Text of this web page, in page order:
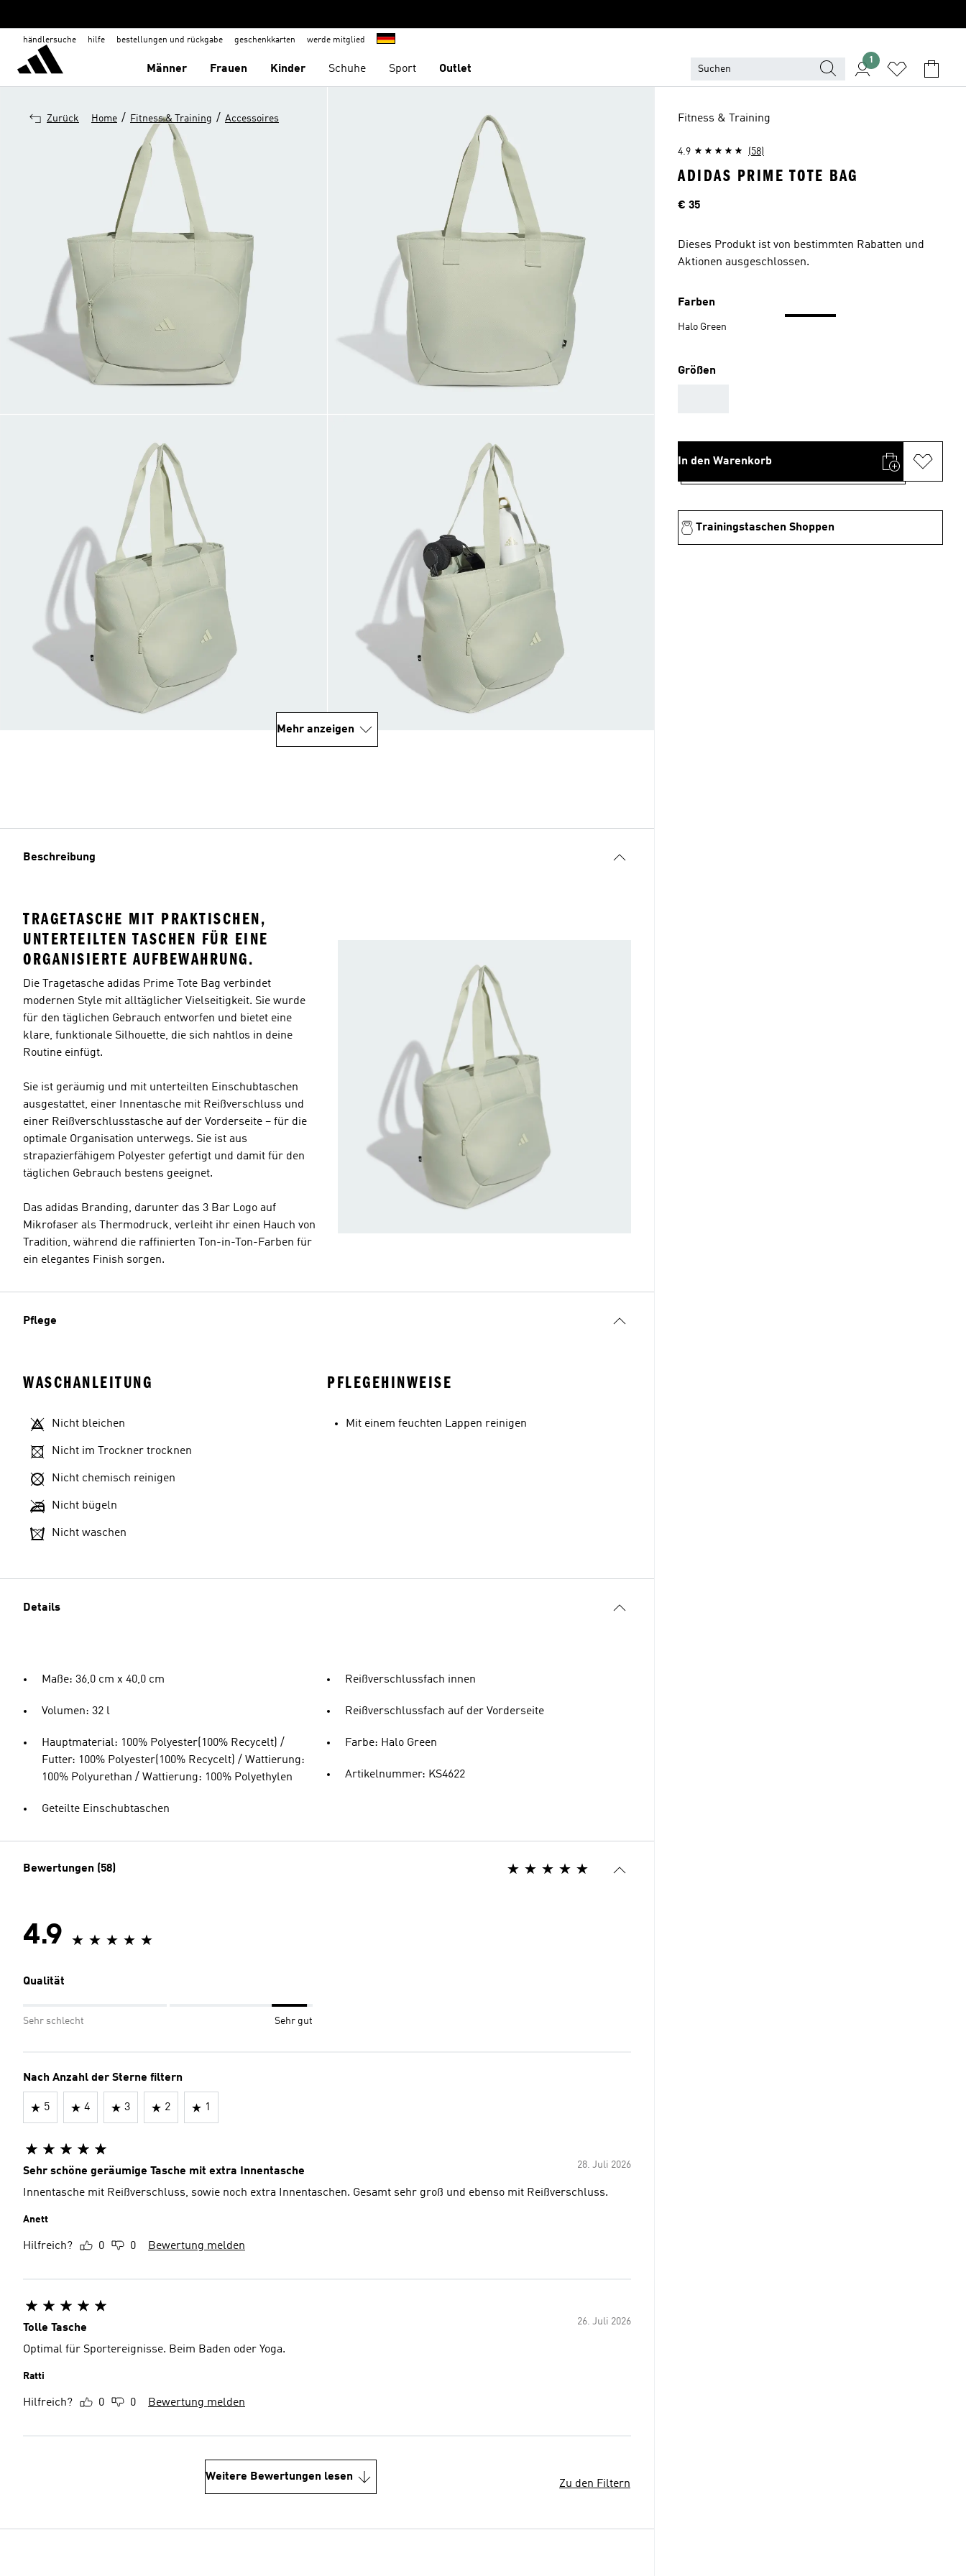
händlersuche hilfe bestellungen und rückgabe geschenkkarten werde mitglied
Männer Frauen Kinder Schuhe Sport Outlet
1
Zurück Home / Fitness & Training / Accessoires
Mehr anzeigen
Beschreibung
TRAGETASCHE MIT PRAKTISCHEN,
UNTERTEILTEN TASCHEN FÜR EINE
ORGANISIERTE AUFBEWAHRUNG.
Die Tragetasche adidas Prime Tote Bag verbindet
modernen Style mit alltäglicher Vielseitigkeit. Sie wurde
für den täglichen Gebrauch entworfen und bietet eine
klare, funktionale Silhouette, die sich nahtlos in deine
Routine einfügt.
Sie ist geräumig und mit unterteilten Einschubtaschen
ausgestattet, einer Innentasche mit Reißverschluss und
einer Reißverschlusstasche auf der Vorderseite – für die
optimale Organisation unterwegs. Sie ist aus
strapazierfähigem Polyester gefertigt und damit für den
täglichen Gebrauch bestens geeignet.
Das adidas Branding, darunter das 3 Bar Logo auf
Mikrofaser als Thermodruck, verleiht ihr einen Hauch von
Tradition, während die raffinierten Ton-in-Ton-Farben für
ein elegantes Finish sorgen.
Pflege
WASCHANLEITUNG
Nicht bleichen
Nicht im Trockner trocknen
Nicht chemisch reinigen
Nicht bügeln
Nicht waschen
PFLEGEHINWEISE
Mit einem feuchten Lappen reinigen
Details
Maße: 36,0 cm x 40,0 cm
Volumen: 32 l
Hauptmaterial: 100% Polyester(100% Recycelt) /
Futter: 100% Polyester(100% Recycelt) / Wattierung:
100% Polyurethan / Wattierung: 100% Polyethylen
Geteilte Einschubtaschen
Reißverschlussfach innen
Reißverschlussfach auf der Vorderseite
Farbe: Halo Green
Artikelnummer: KS4622
Bewertungen (58)
4.9
Qualität
Sehr schlecht Sehr gut
Nach Anzahl der Sterne filtern
5 4 3 2 1
28. Juli 2026
Sehr schöne geräumige Tasche mit extra Innentasche
Innentasche mit Reißverschluss, sowie noch extra Innentaschen. Gesamt sehr groß und ebenso mit Reißverschluss.
Anett
Hilfreich? 0 0 Bewertung melden
26. Juli 2026
Tolle Tasche
Optimal für Sportereignisse. Beim Baden oder Yoga.
Ratti
Hilfreich? 0 0 Bewertung melden
Weitere Bewertungen lesen
Zu den Filtern
Fitness & Training
4.9 (58)
ADIDAS PRIME TOTE BAG
Preis
€ 35
Dieses Produkt ist von bestimmten Rabatten und
Aktionen ausgeschlossen.
Farben
Halo Green
Größen
In den Warenkorb
Trainingstaschen Shoppen